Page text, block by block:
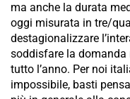
ma anche la durata
oggi misurata in tre/
destagionalizzare
soddisfare la domanda
tutto l’anno. Per noi
impossibile, basti